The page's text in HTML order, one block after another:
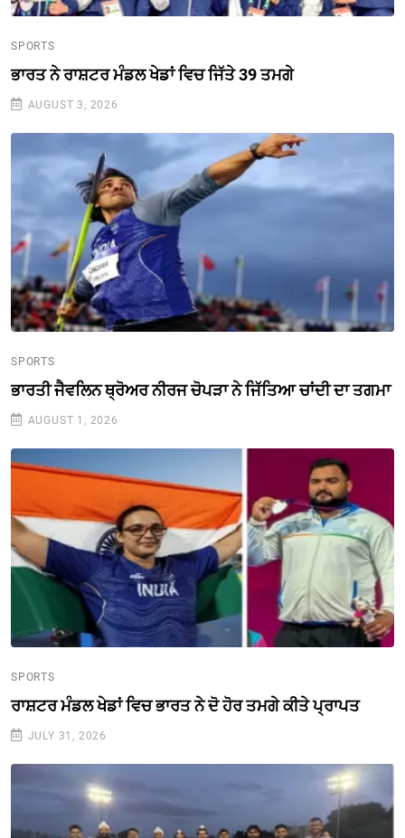
SPORTS
ਭਾਰਤ ਨੇ ਰਾਸ਼ਟਰ ਮੰਡਲ ਖੇਡਾਂ ਵਿਚ ਜਿੱਤੇ 39 ਤਮਗੇ
AUGUST 3, 2026
SPORTS
ਭਾਰਤੀ ਜੈਵਲਿਨ ਥ੍ਰੋਅਰ ਨੀਰਜ ਚੋਪੜਾ ਨੇ ਜਿੱਤਿਆ ਚਾਂਦੀ ਦਾ ਤਗਮਾ
AUGUST 1, 2026
SPORTS
ਰਾਸ਼ਟਰ ਮੰਡਲ ਖੇਡਾਂ ਵਿਚ ਭਾਰਤ ਨੇ ਦੋ ਹੋਰ ਤਮਗੇ ਕੀਤੇ ਪ੍ਰਾਪਤ
JULY 31, 2026